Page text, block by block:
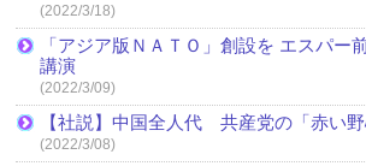
(2022/3/18)
「アジア版ＮＡＴＯ」創設を エスパー
講演
(2022/3/09)
【社説】中国全人代 共産党の「赤い
(2022/3/08)